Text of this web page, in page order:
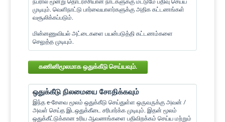
நபரால் மூன்று தொடர்ச்சியான நாட்களுக்கு மட்டுமே பதிவு செய்ய
முடியும். வெளிநாட்டு பார்வையாளர்களுக்கு அதிக கட்டணங்கள்
வசூலிக்கப்படும்.
மின்னணுவியல் அட்டைகளை பயன்படுத்தி கட்டணம்களை
செலுத்த முடியும்.
கணினிமூலமாக ஒதுக்கீடு செய்யவும்.
ஒதுக்கீடு நிலமையை சோதிக்கவும்
இந்த e-சேவை மூலம் ஒதுக்கீடு செய்துள்ள ஒருவருக்கு அவன் /
அவள் செய்த இடஒதுக்கீடை சரிபார்க்க முடியும். இதன் மூலம்
ஒதுக்கீட்டுக்கான உரிய ஆவணங்களை பதிவிறக்கம் செய்ய மற்றும்